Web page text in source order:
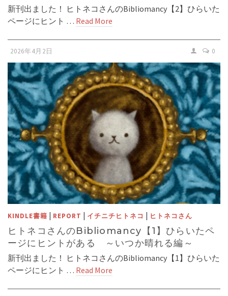
新刊出ました！ ヒトネコさんのBibliomancy【2】ひらいた
ページにヒント … Read More
2026年4月2日 0
KINDLE書籍 | REPORT | イチニチヒトネコ | ヒトネコさん
ヒトネコさんのBibliomancy【1】ひらいたペ
ージにヒントがある ～いつか晴れる編～
新刊出ました！ ヒトネコさんのBibliomancy【1】ひらいた
ページにヒント … Read More